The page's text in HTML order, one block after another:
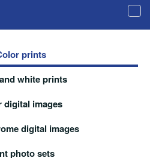
prints
white prints
digital images
digital images
photo sets